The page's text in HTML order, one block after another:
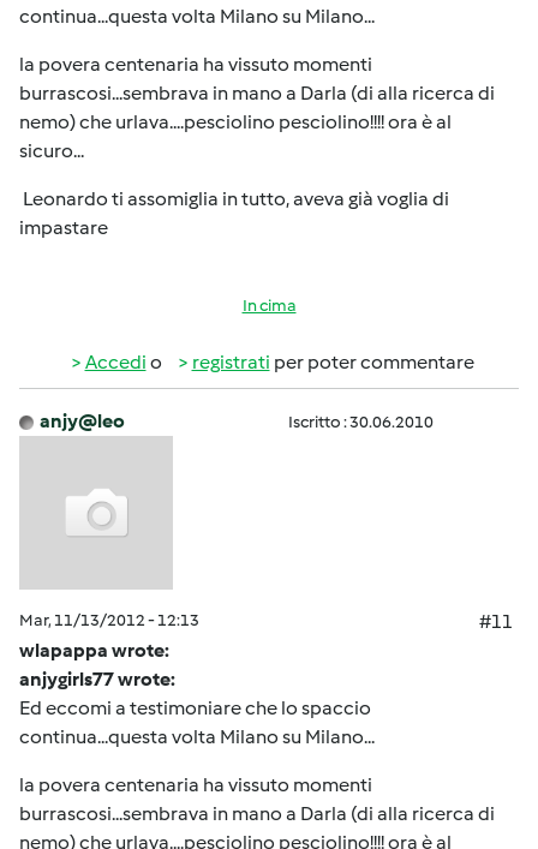
continua...questa volta Milano su Milano...
la povera centenaria ha vissuto momenti
burrascosi...sembrava in mano a Darla (di alla ricerca di
nemo) che urlava....pesciolino pesciolino!!!! ora è al
sicuro...
Leonardo ti assomiglia in tutto, aveva già voglia di
impastare
In cima
Accedi o registrati per poter commentare
anjy@leo Iscritto : 30.06.2010
Mar, 11/13/2012 - 12:13
#11
wlapappa wrote:
anjygirls77 wrote:
Ed eccomi a testimoniare che lo spaccio
continua...questa volta Milano su Milano...
la povera centenaria ha vissuto momenti
burrascosi...sembrava in mano a Darla (di alla ricerca di
nemo) che urlava....pesciolino pesciolino!!!! ora è al